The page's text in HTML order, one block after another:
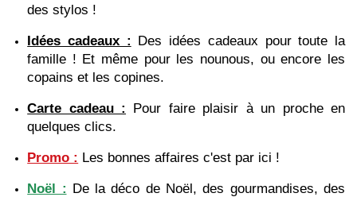
des stylos !
Idées cadeaux : Des idées cadeaux pour toute la
famille ! Et même pour les nounous, ou encore les
copains et les copines.
Carte cadeau : Pour faire plaisir à un proche en
quelques clics.
Promo : Les bonnes affaires c'est par ici !
Noël : De la déco de Noël, des gourmandises, des